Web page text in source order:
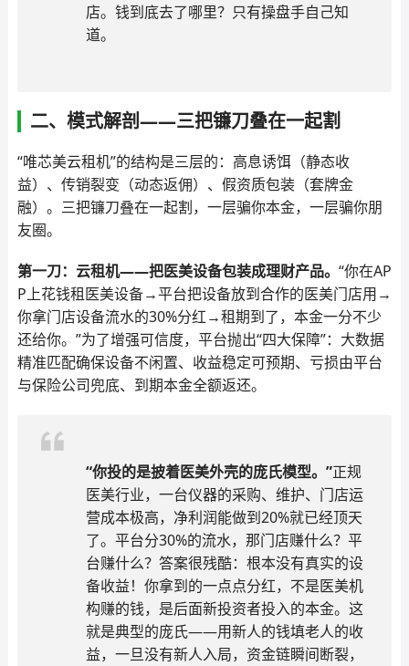
店。钱到底去了哪里？只有操盘手自己知
道。
二、模式解剖——三把镰刀叠在一起割
“唯芯美云租机”的结构是三层的：高息诱饵（静态收
益）、传销裂变（动态返佣）、假资质包装（套牌金
融）。三把镰刀叠在一起割，一层骗你本金，一层骗你朋
友圈。
第一刀：云租机——把医美设备包装成理财产品。 “你在AP
P上花钱租医美设备→平台把设备放到合作的医美门店用→
你拿门店设备流水的30%分红→租期到了，本金一分不少
还给你。”为了增强可信度，平台抛出“四大保障”：大数据
精准匹配确保设备不闲置、收益稳定可预期、亏损由平台
与保险公司兜底、到期本金全额返还。
“你投的是披着医美外壳的庞氏模型。”正规
医美行业，一台仪器的采购、维护、门店运
营成本极高，净利润能做到20%就已经顶天
了。平台分30%的流水，那门店赚什么？平
台赚什么？答案很残酷：根本没有真实的设
备收益！你拿到的一点点分红，不是医美机
构赚的钱，是后面新投资者投入的本金。这
就是典型的庞氏——用新人的钱填老人的收
益，一旦没有新人入局，资金链瞬间断裂，